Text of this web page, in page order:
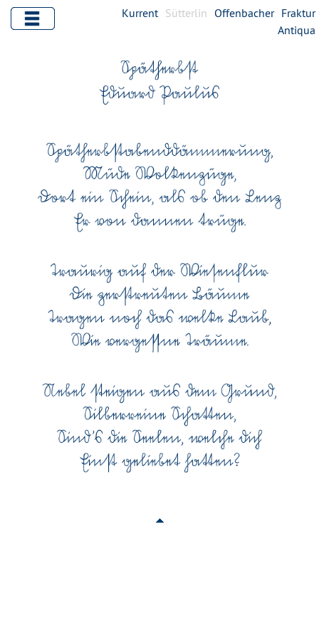
Kurrent Sütterlin Offenbacher Fraktur
Antiqua